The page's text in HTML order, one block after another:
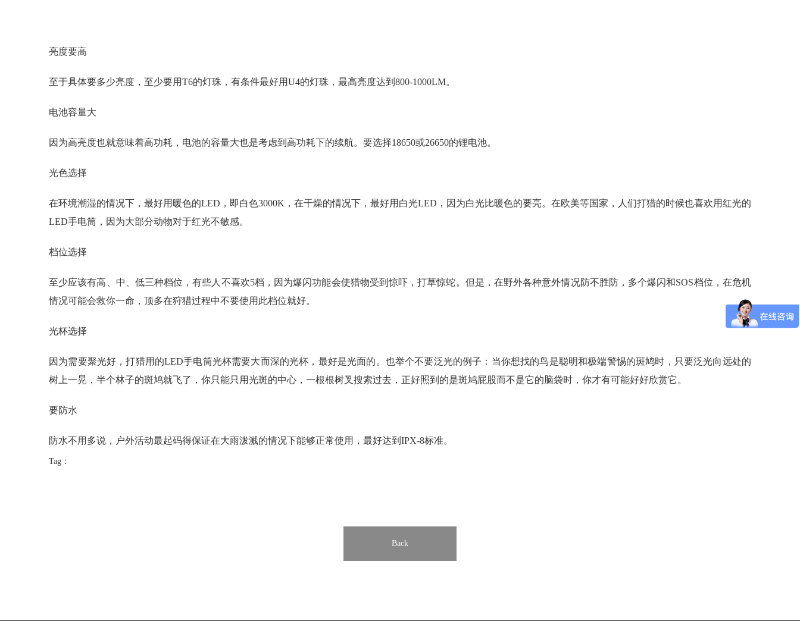
亮度要高
至于具体要多少亮度，至少要用T6的灯珠，有条件最好用U4的灯珠，最高亮度达到800-1000LM。
电池容量大
因为高亮度也就意味着高功耗，电池的容量大也是考虑到高功耗下的续航。要选择18650或26650的锂电池。
光色选择
在环境潮湿的情况下，最好用暖色的LED，即白色3000K，在干燥的情况下，最好用白光LED，因为白光比暖色的要亮。在欧美等国家，人们打猎的时候也喜欢用红光的
LED手电筒，因为大部分动物对于红光不敏感。
档位选择
至少应该有高、中、低三种档位，有些人不喜欢5档，因为爆闪功能会使猎物受到惊吓，打草惊蛇。但是，在野外各种意外情况防不胜防，多个爆闪和SOS档位，在危机
情况可能会救你一命，顶多在狩猎过程中不要使用此档位就好。
光杯选择
因为需要聚光好，打猎用的LED手电筒光杯需要大而深的光杯，最好是光面的。也举个不要泛光的例子：当你想找的鸟是聪明和极端警惕的斑鸠时，只要泛光向远处的
树上一晃，半个林子的斑鸠就飞了，你只能只用光斑的中心，一根根树叉搜索过去，正好照到的是斑鸠屁股而不是它的脑袋时，你才有可能好好欣赏它。
要防水
防水不用多说，户外活动最起码得保证在大雨泼溅的情况下能够正常使用，最好达到IPX-8标准。
Tag：
Back